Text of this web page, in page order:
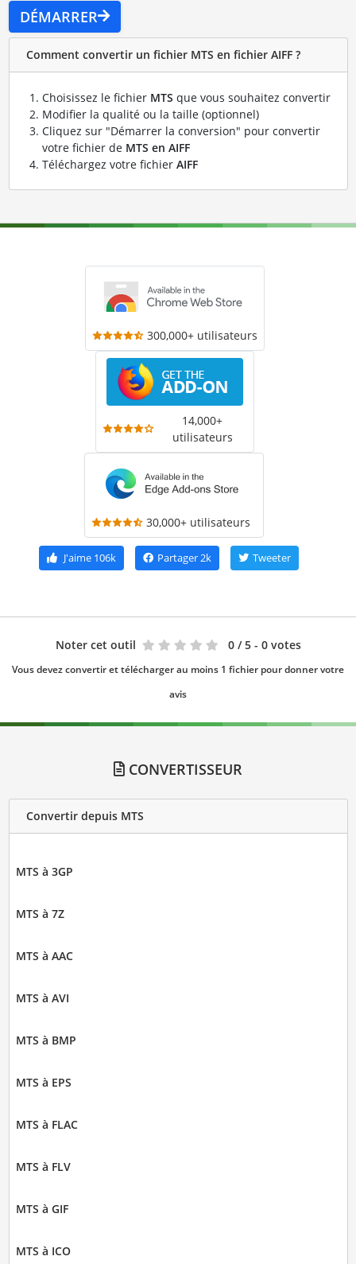
DÉMARRER
Comment convertir un fichier MTS en fichier AIFF ?
Choisissez le fichier MTS que vous souhaitez convertir
Modifier la qualité ou la taille (optionnel)
Cliquez sur "Démarrer la conversion" pour convertir
votre fichier de MTS en AIFF
Téléchargez votre fichier AIFF
300,000+ utilisateurs
14,000+
utilisateurs
30,000+ utilisateurs
J'aime106k Partager2k Tweeter
Noter cet outil 0 / 5 - 0 votes
Vous devez convertir et télécharger au moins 1 fichier pour donner votre
avis
CONVERTISSEUR
Convertir depuis MTS
MTS à 3GP
MTS à 7Z
MTS à AAC
MTS à AVI
MTS à BMP
MTS à EPS
MTS à FLAC
MTS à FLV
MTS à GIF
MTS à ICO